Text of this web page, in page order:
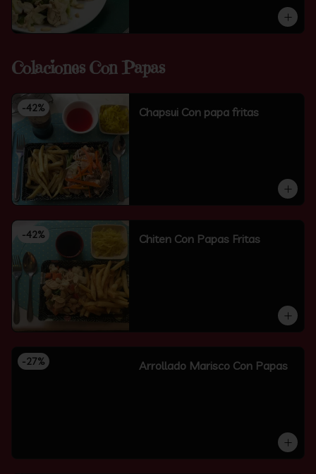
Colaciones Con Papas
-42% Chapsui Con papa fritas
-42% Chiten Con Papas Fritas
-27% Arrollado Marisco Con Papas